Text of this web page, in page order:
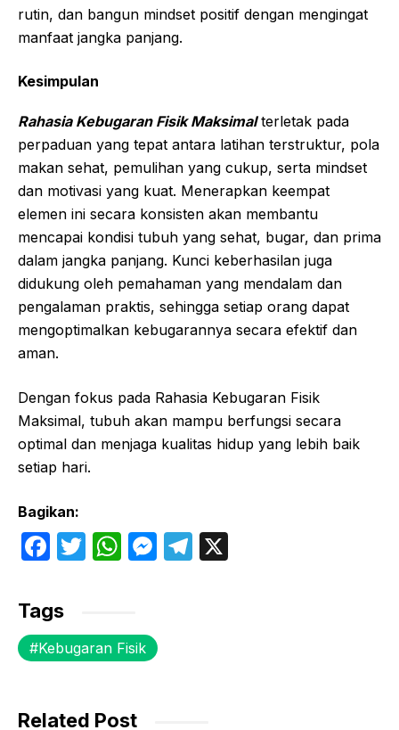
rutin, dan bangun mindset positif dengan mengingat
manfaat jangka panjang.
Kesimpulan
Rahasia Kebugaran Fisik Maksimalterletak pada
perpaduan yang tepat antara latihan terstruktur, pola
makan sehat, pemulihan yang cukup, serta mindset
dan motivasi yang kuat. Menerapkan keempat
elemen ini secara konsisten akan membantu
mencapai kondisi tubuh yang sehat, bugar, dan prima
dalam jangka panjang. Kunci keberhasilan juga
didukung oleh pemahaman yang mendalam dan
pengalaman praktis, sehingga setiap orang dapat
mengoptimalkan kebugarannya secara efektif dan
aman.
Dengan fokus pada Rahasia Kebugaran Fisik
Maksimal, tubuh akan mampu berfungsi secara
optimal dan menjaga kualitas hidup yang lebih baik
setiap hari.
Bagikan:
F
c
e
b
o
T
er
W
s
A
p
M
e
T
Tags
Kebugaran Fisik
Related Post